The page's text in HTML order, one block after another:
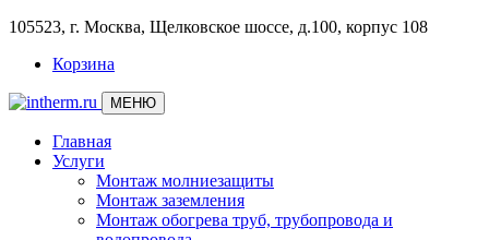
105523, г. Москва, Щелковское шоссе, д.100, корпус 108
Корзина
МЕНЮ
Главная
Услуги
Монтаж молниезащиты
Монтаж заземления
Монтаж обогрева труб, трубопровода и